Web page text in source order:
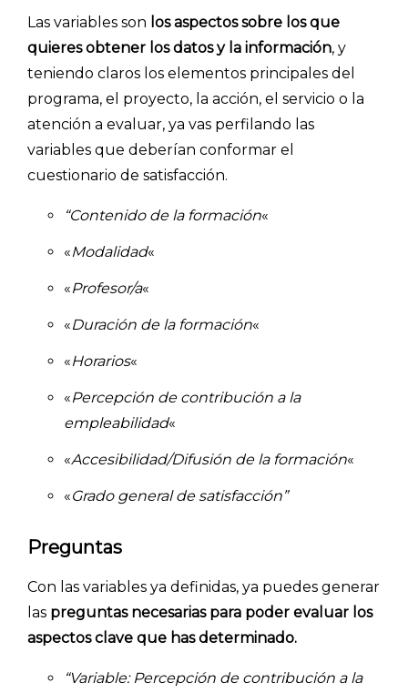
PRECIOS
BLOG
ACCEDER →
Las variables son los aspectos sobre los que
quieres obtener los datos y la información, y
teniendo claros los elementos principales del
programa, el proyecto, la acción, el servicio o la
atención a evaluar, ya vas perfilando las
variables que deberían conformar el
cuestionario de satisfacción.
“Contenido de la formación«
«Modalidad«
«Profesor/a«
«Duración de la formación«
«Horarios«
«Percepción de contribución a la
empleabilidad«
«Accesibilidad/Difusión de la formación«
«Grado general de satisfacción”
Preguntas
Con las variables ya definidas, ya puedes generar
las preguntas necesarias para poder evaluar los
aspectos clave que has determinado.
“Variable: Percepción de contribución a la